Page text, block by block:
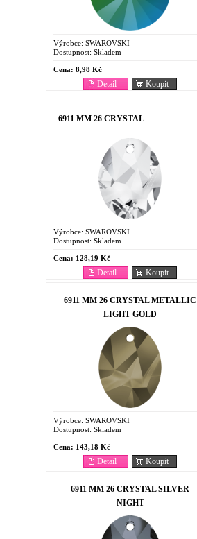
Výrobce: SWAROVSKI
Dostupnost: Skladem
Cena: 8,98 Kč
Koupit
Detail
6911 MM 26 CRYSTAL
Výrobce: SWAROVSKI
Dostupnost: Skladem
Cena: 128,19 Kč
Koupit
Detail
6911 MM 26 CRYSTAL METALLIC
LIGHT GOLD
Výrobce: SWAROVSKI
Dostupnost: Skladem
Cena: 143,18 Kč
Koupit
Detail
6911 MM 26 CRYSTAL SILVER
NIGHT